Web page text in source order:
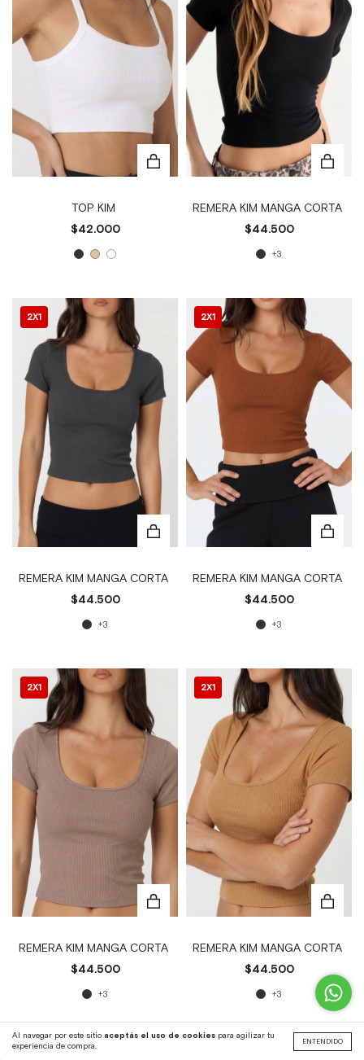
Al navegar por este sitio aceptás el uso de cookies para agilizar tu
experiencia de compra.
ENTENDIDO
TOP KIM
$42.000
REMERA KIM MANGA CORTA
$44.500
+3
2X1
REMERA KIM MANGA CORTA
$44.500
+3
2X1
REMERA KIM MANGA CORTA
$44.500
+3
2X1
REMERA KIM MANGA CORTA
$44.500
+3
2X1
REMERA KIM MANGA CORTA
$44.500
+3